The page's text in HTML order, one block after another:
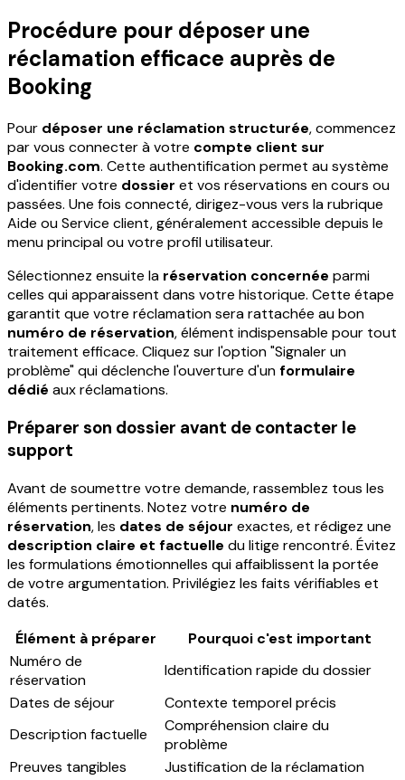
Procédure pour déposer une
réclamation efficace auprès de
Booking
Pour déposer une réclamation structurée, commencez
par vous connecter à votre compte client sur
Booking.com. Cette authentification permet au système
d'identifier votre dossier et vos réservations en cours ou
passées. Une fois connecté, dirigez-vous vers la rubrique
Aide ou Service client, généralement accessible depuis le
menu principal ou votre profil utilisateur.
Sélectionnez ensuite la réservation concernée parmi
celles qui apparaissent dans votre historique. Cette étape
garantit que votre réclamation sera rattachée au bon
numéro de réservation, élément indispensable pour tout
traitement efficace. Cliquez sur l'option "Signaler un
problème" qui déclenche l'ouverture d'unformulaire
dédié aux réclamations.
Préparer son dossier avant de contacter le
support
Avant de soumettre votre demande, rassemblez tous les
éléments pertinents. Notez votre numéro de
réservation, les dates de séjour exactes, et rédigez une
description claire et factuelle du litige rencontré. Évitez
les formulations émotionnelles qui affaiblissent la portée
de votre argumentation. Privilégiez les faits vérifiables et
datés.
Élément à préparer
Pourquoi c'est important
Numéro de
réservation
Identification rapide du dossier
Dates de séjour
Contexte temporel précis
Description factuelle
Compréhension claire du
problème
Preuves tangibles
Justification de la réclamation